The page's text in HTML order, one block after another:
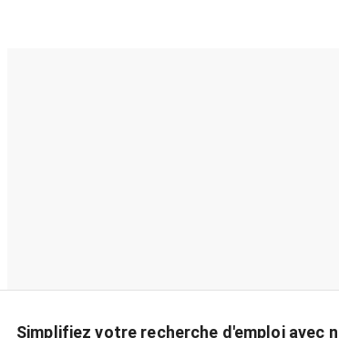
Simplifiez votre recherche d'emploi avec